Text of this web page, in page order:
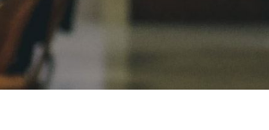
الأنظمة الذكية
الإعلام